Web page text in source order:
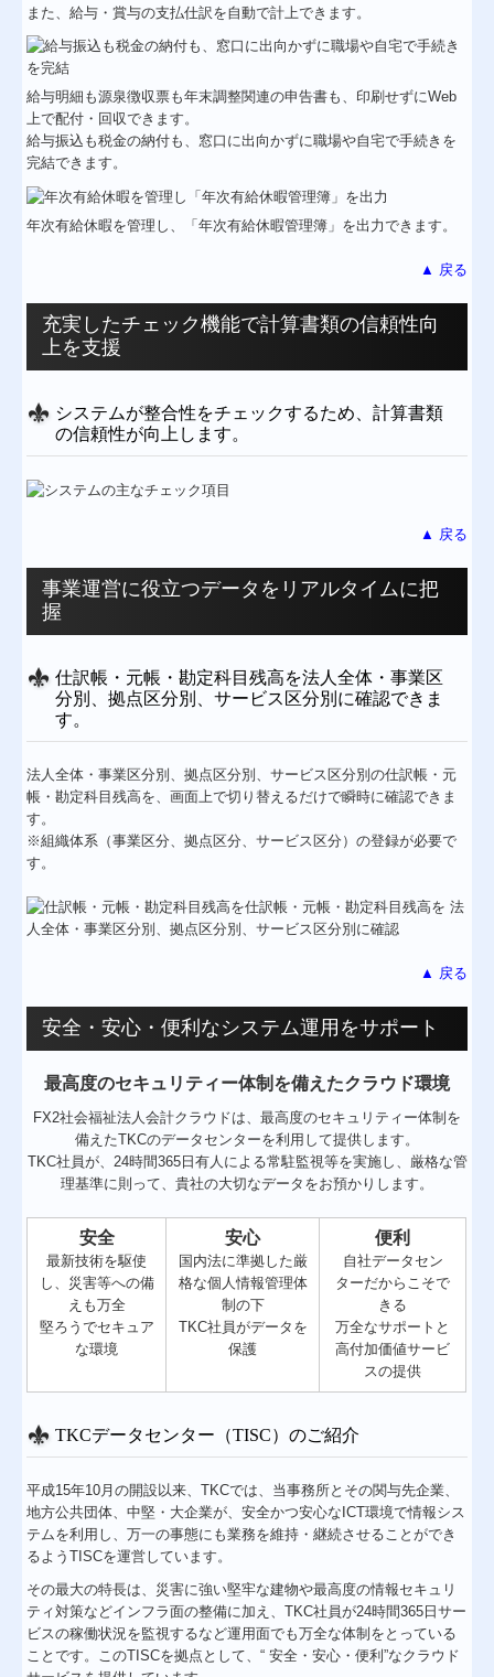
また、給与・賞与の支払仕訳を自動で計上できます。
給与明細も源泉徴収票も年末調整関連の申告書も、印刷せずにWeb
上で配付・回収できます。
給与振込も税金の納付も、窓口に出向かずに職場や自宅で手続きを
完結できます。
年次有給休暇を管理し、「年次有給休暇管理簿」を出力できます。
▲ 戻る
充実したチェック機能で計算書類の信頼性向
上を支援
システムが整合性をチェックするため、計算書類
の信頼性が向上します。
▲ 戻る
事業運営に役立つデータをリアルタイムに把
握
仕訳帳・元帳・勘定科目残高を法人全体・事業区
分別、拠点区分別、サービス区分別に確認できま
す。
法人全体・事業区分別、拠点区分別、サービス区分別の仕訳帳・元
帳・勘定科目残高を、画面上で切り替えるだけで瞬時に確認できま
す。
※組織体系（事業区分、拠点区分、サービス区分）の登録が必要で
す。
▲ 戻る
安全・安心・便利なシステム運用をサポート
最高度のセキュリティー体制を備えたクラウド環境
FX2社会福祉法人会計クラウドは、最高度のセキュリティー体制を
備えたTKCのデータセンターを利用して提供します。
TKC社員が、24時間365日有人による常駐監視等を実施し、厳格な管
理基準に則って、貴社の大切なデータをお預かりします。
安全
最新技術を駆使
し、災害等への備
えも万全
堅ろうでセキュア
な環境
安心
国内法に準拠した厳
格な個人情報管理体
制の下
TKC社員がデータを
保護
便利
自社データセン
ターだからこそで
きる
万全なサポートと
高付加価値サービ
スの提供
TKCデータセンター（TISC）のご紹介
平成15年10月の開設以来、TKCでは、当事務所とその関与先企業、
地方公共団体、中堅・大企業が、安全かつ安心なICT環境で情報シス
テムを利用し、万一の事態にも業務を維持・継続させることができ
るようTISCを運営しています。
その最大の特長は、災害に強い堅牢な建物や最高度の情報セキュリ
ティ対策などインフラ面の整備に加え、TKC社員が24時間365日サー
ビスの稼働状況を監視するなど運用面でも万全な体制をとっている
ことです。このTISCを拠点として、“ 安全・安心・便利”なクラウド